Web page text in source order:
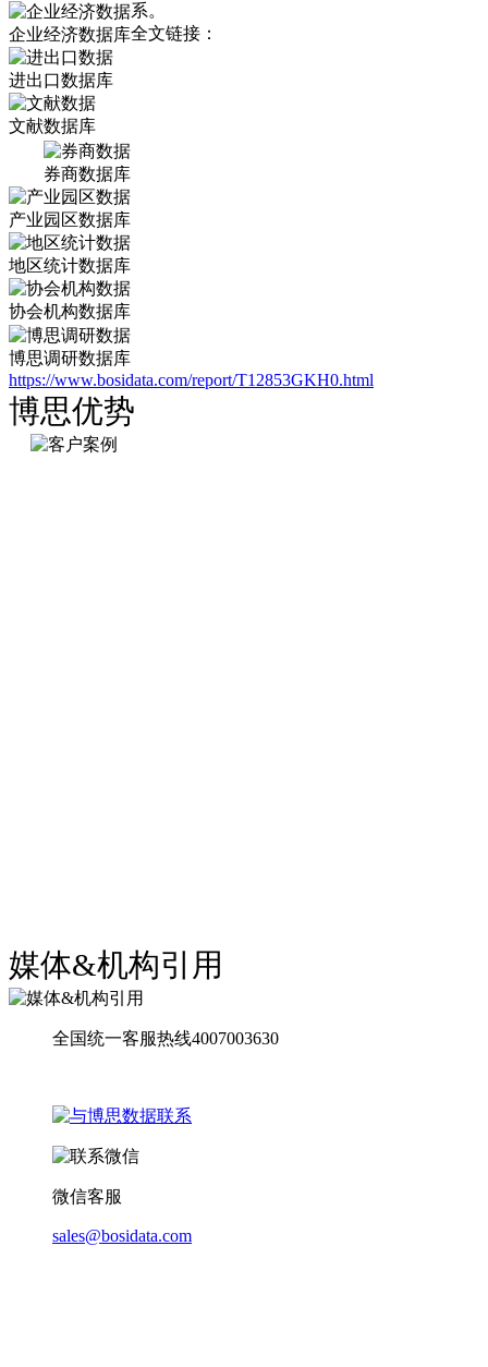
企业经济数据库
进出口数据库
文献数据库
券商数据库
产业园区数据库
地区统计数据库
协会机构数据库
博思调研数据库
系。
全文链接：
https://www.bosidata.com/report/T12853GKH0.html
博思优势
媒体&机构引用
全国统一客服热线4007003630
微信客服
sales@bosidata.com